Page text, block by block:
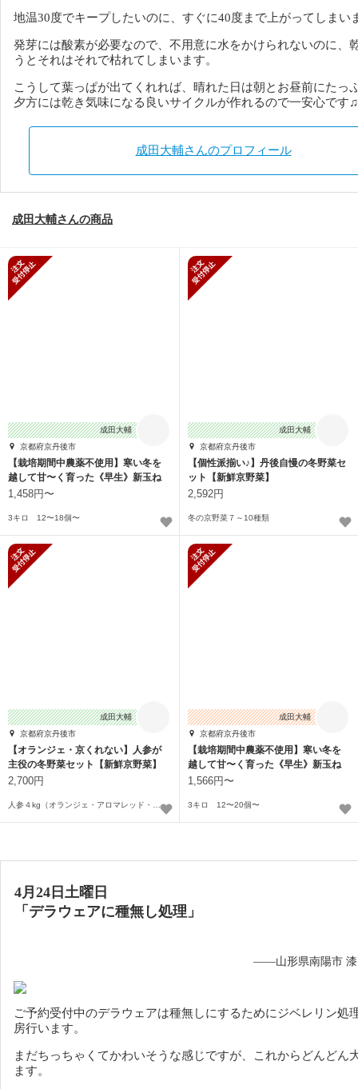
地温30度でキープしたいのに、すぐに40度まで上がってしまい
発芽には酸素が必要なので、不用意に水をかけられないのに、
うとそれはそれで枯れてしまいます。
こうして葉っぱが出てくれれば、晴れた日は朝とお昼前にたっ
夕方には乾き気味になる良いサイクルが作れるので一安心です♫
成田大輔さんのプロフィール
成田大輔さんの商品
成田大輔
京都府京丹後市
【栽培期間中農薬不使用】寒い冬を
越して甘〜く育った《早生》新玉ね
ぎ【京野菜】
1,458円〜
3キロ 12〜18個〜
成田大輔
京都府京丹後市
【個性派揃い♪】丹後自慢の冬野菜セ
ット【新鮮京野菜】
2,592円
冬の京野菜７～10種類
成田大輔
京都府京丹後市
【オランジェ・京くれない】人参が
主役の冬野菜セット【新鮮京野菜】
2,700円
人参４kg（オランジェ・アロマレッド・京くれない）と冬野菜２、３種
成田大輔
京都府京丹後市
【栽培期間中農薬不使用】寒い冬を
越して甘〜く育った《早生》新玉ね
ぎ【京野菜】
1,566円〜
3キロ 12〜20個〜
4月24日土曜日
「デラウェアに種無し処理」
——山形県南陽市 漆
ご予約受付中のデラウェアは種無しにするためにジベレリン処
房行います。
まだちっちゃくてかわいそうな感じですが、これからどんどん
ます。